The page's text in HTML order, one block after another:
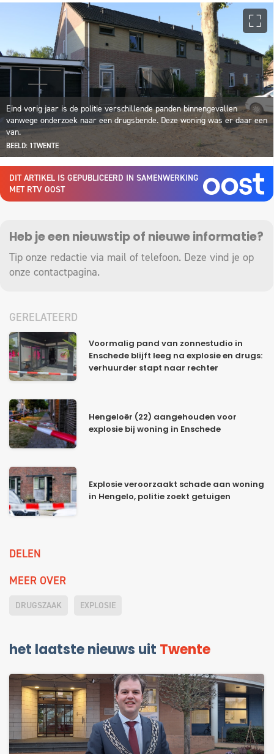
Eind vorig jaar is de politie verschillende panden binnengevallen
vanwege onderzoek naar een drugsbende. Deze woning was er daar een
van.
BEELD: 1TWENTE
DIT ARTIKEL IS GEPUBLICEERD IN SAMENWERKING
MET RTV OOST
Heb je een nieuwstip of nieuwe informatie?
Tip onze redactie via mail of telefoon. Deze vind je op
onze contactpagina.
GERELATEERD
Voormalig pand van zonnestudio in
Enschede blijft leeg na explosie en drugs:
verhuurder stapt naar rechter
Hengeloër (22) aangehouden voor
explosie bij woning in Enschede
Explosie veroorzaakt schade aan woning
in Hengelo, politie zoekt getuigen
DELEN
MEER OVER
DRUGSZAAK EXPLOSIE
het laatste nieuws uit Twente